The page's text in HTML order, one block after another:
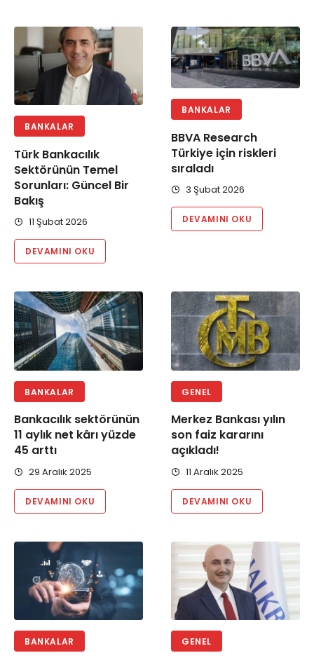
BANKALAR
Türk Bankacılık
Sektörünün Temel
Sorunları: Güncel Bir
Bakış
11 Şubat 2026
DEVAMINI OKU
BANKALAR
BBVA Research
Türkiye için riskleri
sıraladı
3 Şubat 2026
DEVAMINI OKU
BANKALAR
Bankacılık sektörünün
11 aylık net kârı yüzde
45 arttı
29 Aralık 2025
DEVAMINI OKU
GENEL
Merkez Bankası yılın
son faiz kararını
açıkladı!
11 Aralık 2025
DEVAMINI OKU
BANKALAR GENEL